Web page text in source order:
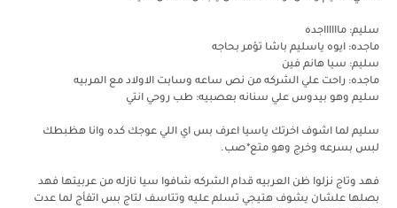
سليم: مااااااجده
ماجده: ايوه ياسليم باشا تؤمر بحاجه
سليم: سيا هانم فين
ماجده: راحت علي الشركه من نص ساعه وسابت الاولاد مع المربيه
سليم وهو بيدوس علي سنانه بعصبيه: طب روحي انتي
سليم لما اشوف اخرتك ياسيا اعرف بس اي اللي عوجك كده وانا هظبطك
لبس بسرعه وخرج وهو متع*صب.
فهد وتاج نزلوا ظن العربيه قدام الشركه شافوا سيا نازله من عربيتها فهد
بصلها علشان يشوف هتيجي تسلم عليه وتتاسف لتاج بس اتفأج لما عدت